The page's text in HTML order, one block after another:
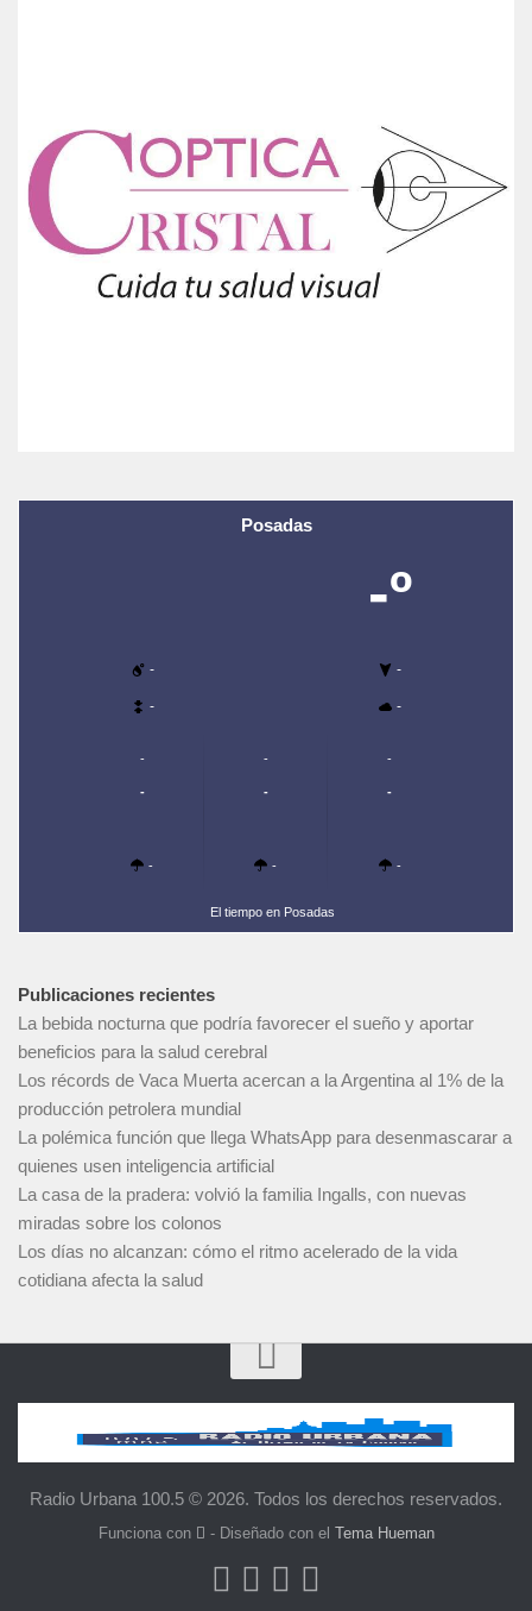
Posadas
-º
- -
- -
-
-
-
-
-
-
-
-
-
El tiempo en Posadas
Publicaciones recientes
La bebida nocturna que podría favorecer el sueño y aportar
beneficios para la salud cerebral
Los récords de Vaca Muerta acercan a la Argentina al 1% de la
producción petrolera mundial
La polémica función que llega WhatsApp para desenmascarar a
quienes usen inteligencia artificial
La casa de la pradera: volvió la familia Ingalls, con nuevas
miradas sobre los colonos
Los días no alcanzan: cómo el ritmo acelerado de la vida
cotidiana afecta la salud
Radio Urbana 100.5 © 2026. Todos los derechos reservados.
Funciona con - Diseñado con el Tema Hueman